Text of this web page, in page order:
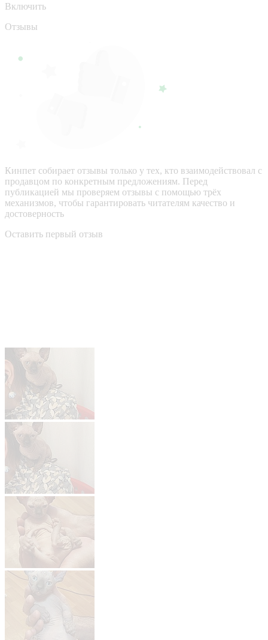
Включить
Отзывы
Кинпет собирает отзывы только у тех, кто взаимодействовал с
продавцом по конкретным предложениям. Перед
публикацией мы проверяем отзывы с помощью трёх
механизмов, чтобы гарантировать читателям качество и
достоверность
Оставить первый отзыв